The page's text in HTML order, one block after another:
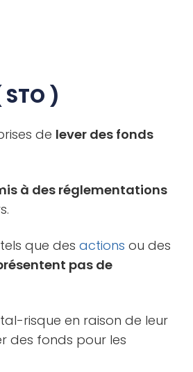
)
de lever des fonds
à des réglementations
que desactions ou des
pas de
risque en raison de leur
des fonds pour les